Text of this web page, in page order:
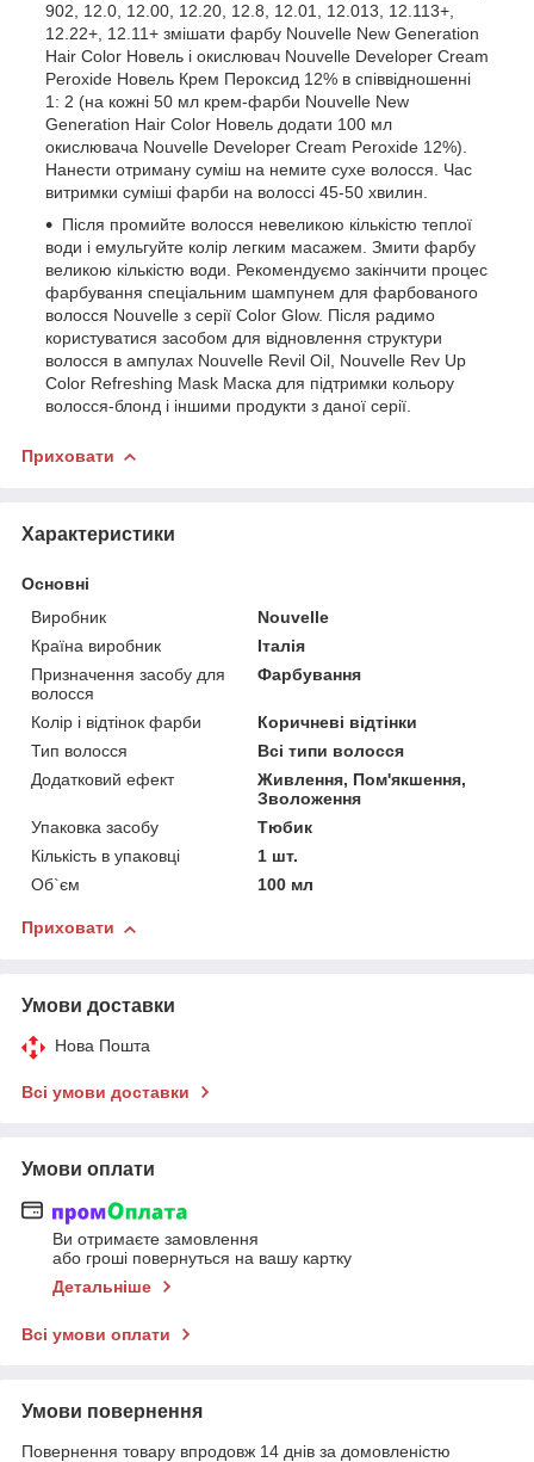
902, 12.0, 12.00, 12.20, 12.8, 12.01, 12.013, 12.113+,
12.22+, 12.11+ змішати фарбу Nouvelle New Generation
Hair Color Новель і окислювач Nouvelle Developer Cream
Peroxide Новель Крем Пероксид 12% в співвідношенні
1: 2 (на кожні 50 мл крем-фарби Nouvelle New
Generation Hair Color Новель додати 100 мл
окислювача Nouvelle Developer Cream Peroxide 12%).
Нанести отриману суміш на немите сухе волосся. Час
витримки суміші фарби на волоссі 45-50 хвилин.
Після промийте волосся невеликою кількістю теплої
води і емульгуйте колір легким масажем. Змити фарбу
великою кількістю води. Рекомендуємо закінчити процес
фарбування спеціальним шампунем для фарбованого
волосся Nouvelle з серії Color Glow. Після радимо
користуватися засобом для відновлення структури
волосся в ампулах Nouvelle Revil Oil, Nouvelle Rev Up
Color Refreshing Mask Маска для підтримки кольору
волосся-блонд і іншими продукти з даної серії.
Приховати
Характеристики
Основні
Виробник
Nouvelle
Країна виробник
Італія
Призначення засобу для
волосся
Фарбування
Колір і відтінок фарби
Коричневі відтінки
Тип волосся
Всі типи волосся
Додатковий ефект
Живлення, Пом'якшення,
Зволоження
Упаковка засобу
Тюбик
Кількість в упаковці
1 шт.
Об`єм
100 мл
Приховати
Умови доставки
Нова Пошта
Всі умови доставки
Умови оплати
Ви отримаєте замовлення
або гроші повернуться на вашу картку
Детальніше
Всі умови оплати
Умови повернення
Повернення товару впродовж 14 днів за домовленістю